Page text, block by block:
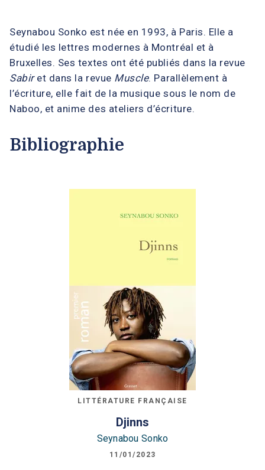
Seynabou Sonko est née en 1993, à Paris. Elle a
étudié les lettres modernes à Montréal et à
Bruxelles. Ses textes ont été publiés dans la revue
Sabiret dans la revue Muscle. Parallèlement à
l’écriture, elle fait de la musique sous le nom de
Naboo, et anime des ateliers d’écriture.
Bibliographie
LITTÉRATURE FRANÇAISE
Djinns
Seynabou Sonko
11/01/2023